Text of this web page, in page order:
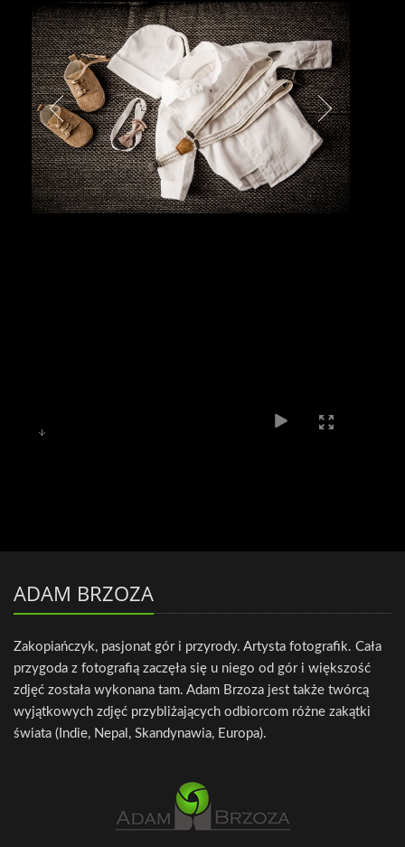
ADAM BRZOZA
Zakopiańczyk, pasjonat gór i przyrody. Artysta fotografik. Cała
przygoda z fotografią zaczęła się u niego od gór i większość
zdjęć została wykonana tam. Adam Brzoza jest także twórcą
wyjątkowych zdjęć przybliżających odbiorcom różne zakątki
świata (Indie, Nepal, Skandynawia, Europa).